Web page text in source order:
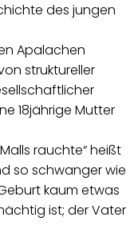
des jungen
Apalachen
struktureller
18jährige Mutter
rauchte“ heißt
so schwanger wie
kaum etwas
ist; der Vater